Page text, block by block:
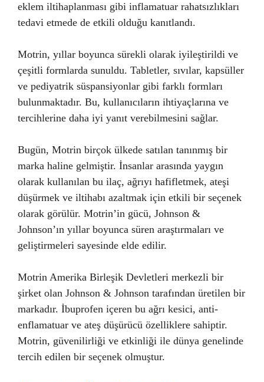
eklem iltihaplanması gibi inflamatuar rahatsızlıkları
tedavi etmede de etkili olduğu kanıtlandı.
Motrin, yıllar boyunca sürekli olarak iyileştirildi ve
çeşitli formlarda sunuldu. Tabletler, sıvılar, kapsüller
ve pediyatrik süspansiyonlar gibi farklı formları
bulunmaktadır. Bu, kullanıcıların ihtiyaçlarına ve
tercihlerine daha iyi yanıt verebilmesini sağlar.
Bugün, Motrin birçok ülkede satılan tanınmış bir
marka haline gelmiştir. İnsanlar arasında yaygın
olarak kullanılan bu ilaç, ağrıyı hafifletmek, ateşi
düşürmek ve iltihabı azaltmak için etkili bir seçenek
olarak görülür. Motrin’in gücü, Johnson &
Johnson’ın yıllar boyunca süren araştırmaları ve
geliştirmeleri sayesinde elde edilir.
Motrin Amerika Birleşik Devletleri merkezli bir
şirket olan Johnson & Johnson tarafından üretilen bir
markadır. İbuprofen içeren bu ağrı kesici, anti-
enflamatuar ve ateş düşürücü özelliklere sahiptir.
Motrin, güvenilirliği ve etkinliği ile dünya genelinde
tercih edilen bir seçenek olmuştur.